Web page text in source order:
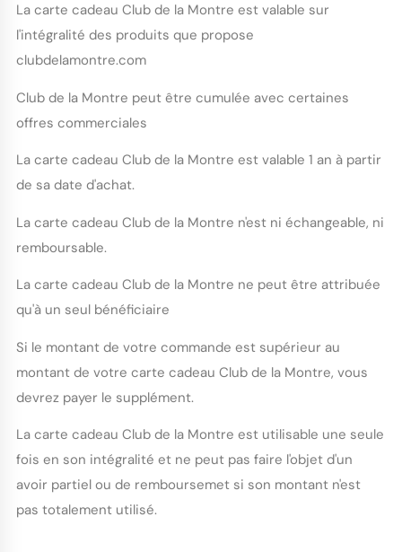
La carte cadeau Club de la Montre est valable sur
l'intégralité des produits que propose
clubdelamontre.com
Club de la Montre peut être cumulée avec certaines
offres commerciales
La carte cadeau Club de la Montre est valable 1 an à partir
de sa date d'achat.
La carte cadeau Club de la Montre n'est ni échangeable, ni
remboursable.
La carte cadeau Club de la Montre ne peut être attribuée
qu'à un seul bénéficiaire
Si le montant de votre commande est supérieur au
montant de votre carte cadeau Club de la Montre, vous
devrez payer le supplément.
La carte cadeau Club de la Montre est utilisable une seule
fois en son intégralité et ne peut pas faire l'objet d'un
avoir partiel ou de remboursemet si son montant n'est
pas totalement utilisé.